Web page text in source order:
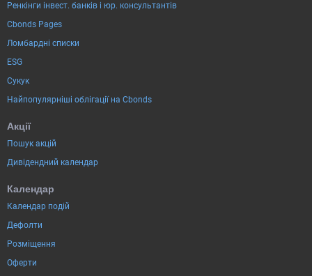
Ренкінги інвест. банків і юр. консультантів
Cbonds Pages
Ломбардні списки
ESG
Сукук
Найпопулярніші облігації на Cbonds
Акції
Пошук акцій
Дивідендний календар
Календар
Календар подій
Дефолти
Розміщення
Оферти